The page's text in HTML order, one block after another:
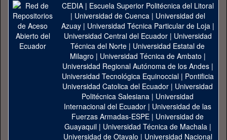
CEDIA| Escuela Superior Politécnica del Litoral
| Universidad de Cuenca| Universidad del
Azuay| Universidad Técnica Particular de Loja|
Universidad Central del Ecuador| Universidad
Técnica del Norte | Universidad Estatal de
Milagro | Universidad Técnica de Ambato |
Universidad Regional Autónoma de los Andes|
Universidad Tecnológica Equinoccial| Pontificia
Universidad Catolica del Ecuador | Universidad
Politécnica Salesiana | Universidad
Internacional del Ecuador | Universidad de las
Fuerzas Armadas-ESPE | Universidad de
Guayaquil| Universidad Técnica de Machala|
Universidad de Otavalo | Universidad Nacional